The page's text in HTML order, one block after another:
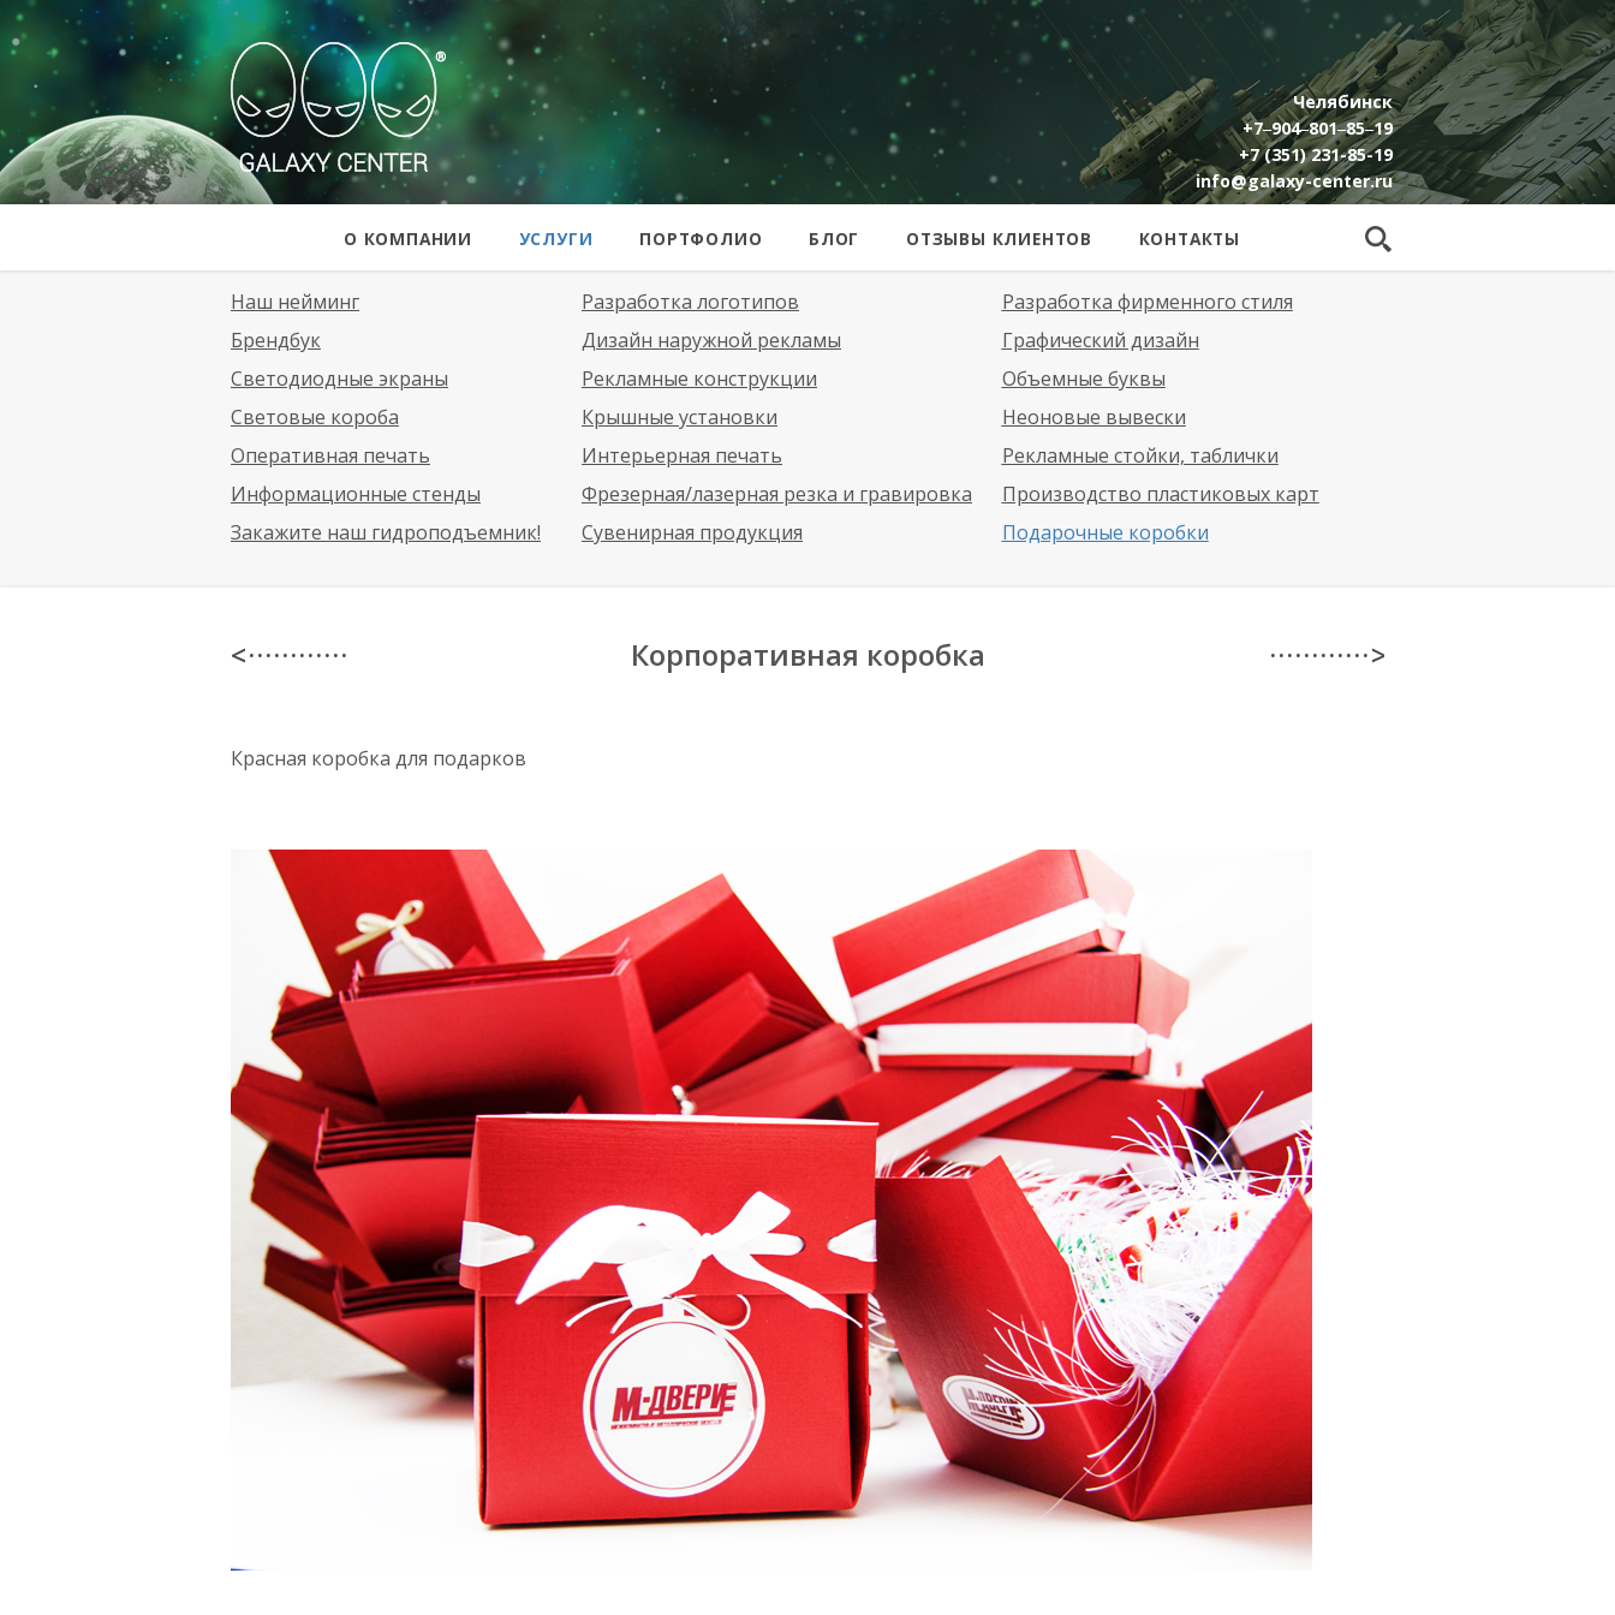
Galaxy Center
Челябинск
+7‒904‒801‒85‒19
+7 (351) 231-85-19
info@galaxy-center.ru
О КОМПАНИИ УСЛУГИ ПОРТФОЛИО БЛОГ ОТЗЫВЫ КЛИЕНТОВ КОНТАКТЫ
Наш нейминг Разработка логотипов
Разработка фирменного стиля
Брендбук
Дизайн наружной рекламы
Графический дизайн
Светодиодные экраны
Рекламные конструкции
Объемные буквы
Световые короба
Крышные установки
Неоновые вывески
Оперативная печать
Интерьерная печать
Рекламные стойки, таблички
Информационные стенды
Фрезерная/лазерная резка и гравировка
Производство пластиковых карт
Закажите наш гидроподъемник!
Сувенирная продукция Подарочные коробки
< · · · · · · · · · · · · · · · · · · · · · · · · >
Корпоративная коробка
Красная коробка для подарков